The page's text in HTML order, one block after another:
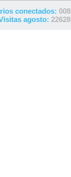
conectados: 008
agosto: 22628